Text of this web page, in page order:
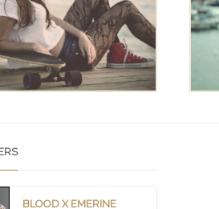
BLOOD X EMERINE